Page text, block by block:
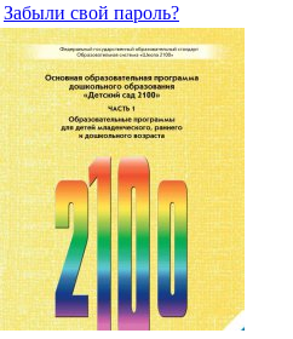
Забыли свой пароль?